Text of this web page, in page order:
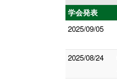
学会発表
2025/09/05
2025/08/24